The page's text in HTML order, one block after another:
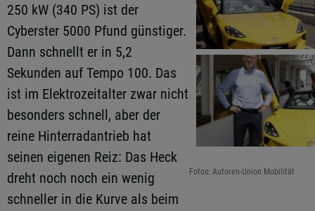
Fotos: Autoren-Union Mobilität
250 kW (340 PS) ist der
Cyberster 5000 Pfund günstiger.
Dann schnellt er in 5,2
Sekunden auf Tempo 100. Das
ist im Elektrozeitalter zwar nicht
besonders schnell, aber der
reine Hinterradantrieb hat
seinen eigenen Reiz: Das Heck
dreht noch noch ein wenig
schneller in die Kurve als beim